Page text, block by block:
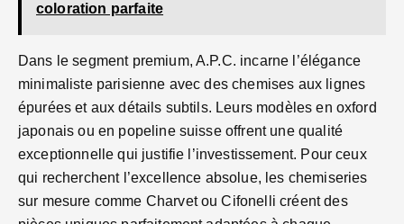
coloration parfaite
Dans le segment premium, A.P.C. incarne l’élégance
minimaliste parisienne avec des chemises aux lignes
épurées et aux détails subtils. Leurs modèles en oxford
japonais ou en popeline suisse offrent une qualité
exceptionnelle qui justifie l’investissement. Pour ceux
qui recherchent l’excellence absolue, les chemiseries
sur mesure comme Charvet ou Cifonelli créent des